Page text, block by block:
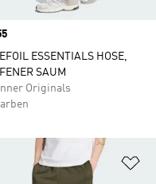
ESSENTIALS HOSE,
SAUM
Originals
hinzufügen